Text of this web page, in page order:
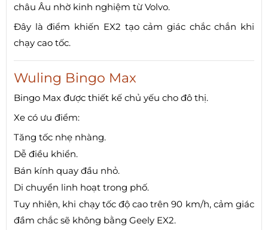
châu Âu nhờ kinh nghiệm từ Volvo.
Đây là điểm khiến EX2 tạo cảm giác chắc chắn khi
chạy cao tốc.
Wuling Bingo Max
Bingo Max được thiết kế chủ yếu cho đô thị.
Xe có ưu điểm:
Tăng tốc nhẹ nhàng.
Dễ điều khiển.
Bán kính quay đầu nhỏ.
Di chuyển linh hoạt trong phố.
Tuy nhiên, khi chạy tốc độ cao trên 90 km/h, cảm giác
đầm chắc sẽ không bằng Geely EX2.